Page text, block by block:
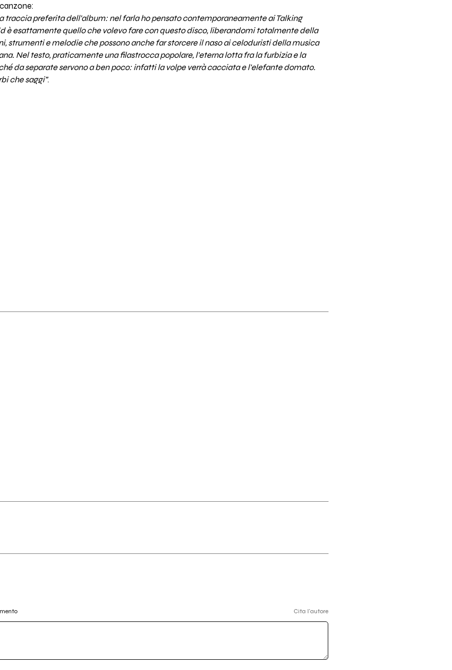
traccia preferita dell'album: nel farla ho pensato contemporaneamente ai Talking
è esattamente quello che volevo fare con questo disco, liberandomi totalmente della
strumenti e melodie che possono anche far storcere il naso ai celoduristi della musica
Nel testo, praticamente una filastrocca popolare, l'eterna lotta fra la furbizia e la
da separate servono a ben poco: infatti la volpe verrà cacciata e l'elefante domato.
che saggi”.
Cita l'autore